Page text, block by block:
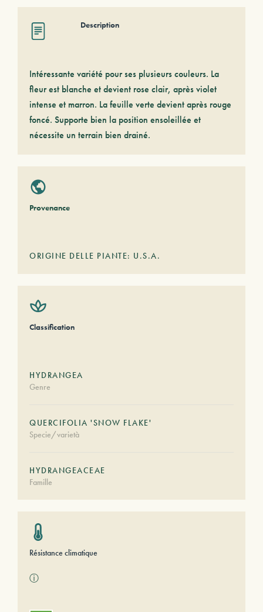
Description
Intéressante variété pour ses plusieurs couleurs. La
fleur est blanche et devient rose clair, après violet
intense et marron. La feuille verte devient après rouge
foncé. Supporte bien la position ensoleillée et
nécessite un terrain bien drainé.
Provenance
ORIGINE DELLE PIANTE: U.S.A.
Classification
HYDRANGEA
Genre
QUERCIFOLIA 'SNOW FLAKE'
Specie/varietà
HYDRANGEACEAE
Famille
Résistance climatique
ⓘ